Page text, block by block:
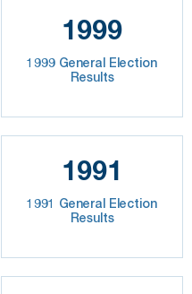
1999
1999 General Election
Results
1991
1991 General Election
Results